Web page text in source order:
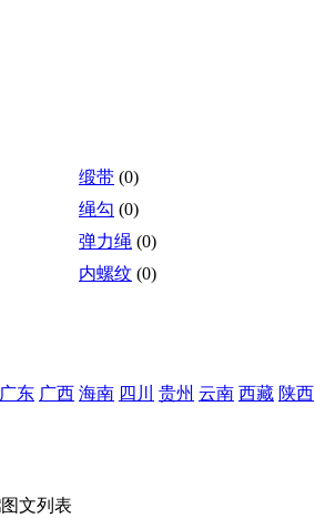
缎带 (0)
绳勾 (0)
弹力绳 (0)
内螺纹 (0)
广东 广西 海南 四川 贵州 云南 西藏 陕西